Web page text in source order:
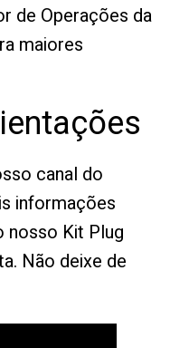
de Operações da
maiores
canal do
informações
nosso Kit Plug
Não deixe de